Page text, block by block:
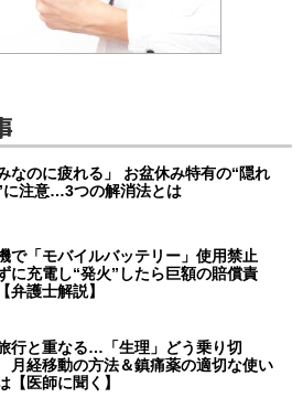
みなのに疲れる」 お盆休み特有の“隠れ
に注意…3つの解消法とは
で「モバイルバッテリー」使用禁止
に充電し“発火”したら巨額の賠償責
弁護士解説】
行と重なる…「生理」どう乗り切
経移動の方法＆鎮痛薬の適切な使い
【医師に聞く】